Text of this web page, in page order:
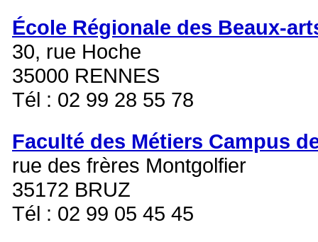
École Régionale des Beaux-
30, rue Hoche
35000 RENNES
Tél : 02 99 28 55 78
Faculté des Métiers Campus
rue des frères Montgolfier
35172 BRUZ
Tél : 02 99 05 45 45